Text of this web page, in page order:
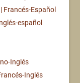
Francés-Español
español
Inglés
Inglés